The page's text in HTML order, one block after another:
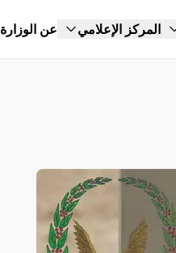
المركز الإعلامي عن الوزارة